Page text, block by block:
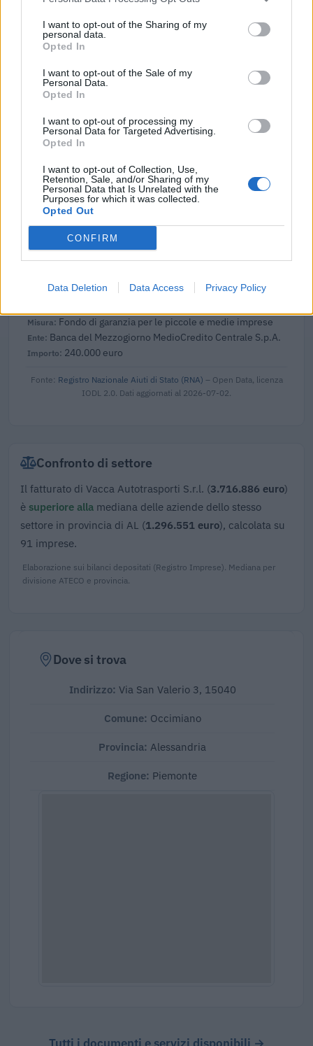
I want to opt-out of the Sharing of my
personal data.
Opted In
I want to opt-out of the Sale of my
Personal Data.
Opted In
I want to opt-out of processing my
Personal Data for Targeted Advertising.
Opted In
I want to opt-out of Collection, Use,
Retention, Sale, and/or Sharing of my
Personal Data that Is Unrelated with the
Purposes for which it was collected.
Opted Out
CONFIRM
Data Deletion Data Access Privacy Policy
Nuova Sabatini - Finanziamenti per l'acquisto di
nuovi macchinari, impianti e attrezzature da parte delle
piccole e medi
Ministero delle Imprese e del Made in Italy -
Dipartimento per le politiche per
11.576 euro
2024-04-23
Fondo di garanzia per le piccole e medie imprese
120.000 euro
2023-11-29
Regolamento per i fondi interprofessionali per la
formazione continua per la concessioni di aiuti di stato
esentati ai s
FONDIMPRESA
Fondo di garanzia per le piccole e medie imprese
Banca del Mezzogiorno MedioCredito Centrale S.p.A.
240.000 euro
Fonte: Registro Nazionale Aiuti di Stato (RNA) – Open Data, licenza
IODL 2.0. Dati aggiornati al 2026-07-02.
Confronto di settore
Il fatturato di Vacca Autotrasporti S.r.l. (3.716.886 euro)
è superiore alla mediana delle aziende dello stesso
settore in provincia di AL (1.296.551 euro), calcolata su
91 imprese.
Elaborazione sui bilanci depositati (Registro Imprese). Mediana per
divisione ATECO e provincia.
Dove si trova
Indirizzo: Via San Valerio 3, 15040
Comune: Occimiano
Provincia: Alessandria
Regione: Piemonte